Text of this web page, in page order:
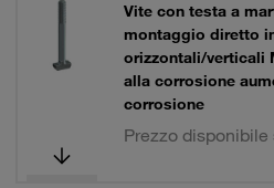
Vite con testa a
montaggio diretto
orizzontali/verticali
alla corrosione
corrosione
Prezzo